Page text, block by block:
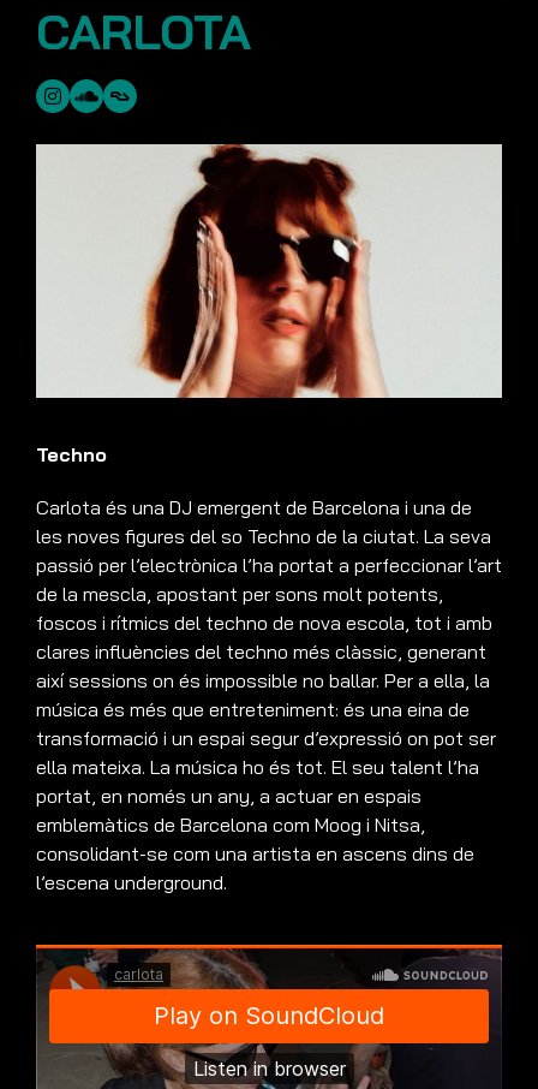
CARLOTA
Techno
Carlota és una DJ emergent de Barcelona i una de
les noves figures del so Techno de la ciutat. La seva
passió per l’electrònica l’ha portat a perfeccionar l’art
de la mescla, apostant per sons molt potents,
foscos i rítmics del techno de nova escola, tot i amb
clares influències del techno més clàssic, generant
així sessions on és impossible no ballar. Per a ella, la
música és més que entreteniment: és una eina de
transformació i un espai segur d’expressió on pot ser
ella mateixa. La música ho és tot. El seu talent l’ha
portat, en només un any, a actuar en espais
emblemàtics de Barcelona com Moog i Nitsa,
consolidant-se com una artista en ascens dins de
l’escena underground.